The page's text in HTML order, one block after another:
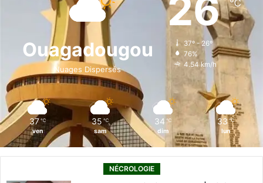
b
o
k
i
n
a
g
r
o
k
Ouagadougou
Nuages Dispersés
26℃
37º - 26º
76%
4.54 km/h
37 ℃
ven
35 ℃
sam
34 ℃
dim
33 ℃
lun
NÉCROLOGIE